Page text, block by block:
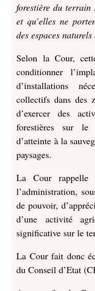
forestière du terrain
et qu’elles ne
des espaces
Selon la Cour,
conditionner
d’installations
collectifs dans des
d’exercer des
forestières sur le
d’atteinte à la
paysages.
La Cour rappelle
l’administration,
de pouvoir,
d’une activité
significative sur le
La Cour fait donc
du Conseil d’Etat